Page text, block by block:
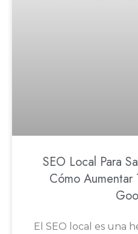
SEO Local Para
Cómo Aumentar
El SEO local es una